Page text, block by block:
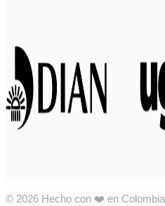
© 2026 Hecho con ❤️ en Colombia